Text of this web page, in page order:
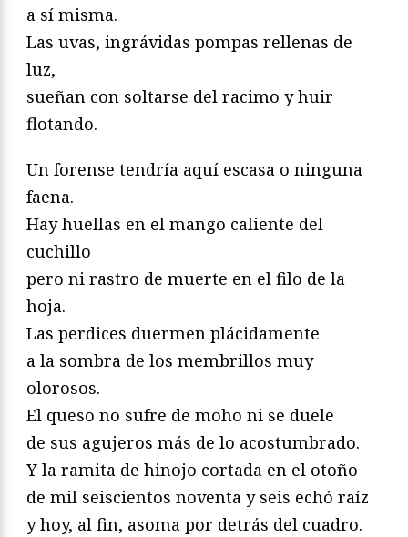
a sí misma.
Las uvas, ingrávidas pompas rellenas de
luz,
sueñan con soltarse del racimo y huir
flotando.
Un forense tendría aquí escasa o ninguna
faena.
Hay huellas en el mango caliente del
cuchillo
pero ni rastro de muerte en el filo de la
hoja.
Las perdices duermen plácidamente
a la sombra de los membrillos muy
olorosos.
El queso no sufre de moho ni se duele
de sus agujeros más de lo acostumbrado.
Y la ramita de hinojo cortada en el otoño
de mil seiscientos noventa y seis echó raíz
y hoy, al fin, asoma por detrás del cuadro.